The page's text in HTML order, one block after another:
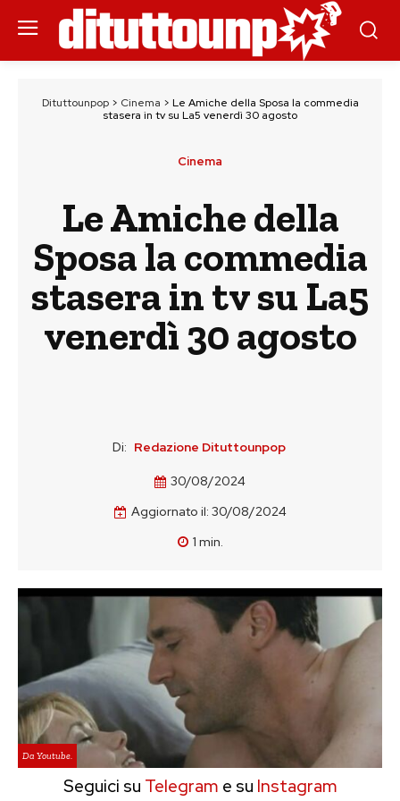
Dituttounpop> Cinema > Le Amiche della Sposa la commedia
stasera in tv su La5 venerdì 30 agosto
Cinema
Le Amiche della
Sposa la commedia
stasera in tv su La5
venerdì 30 agosto
Di: Redazione Dituttounpop
30/08/2024
Aggiornato il: 30/08/2024
1 min.
Da Youtube.
Seguici su Telegram e su Instagram